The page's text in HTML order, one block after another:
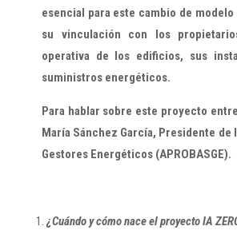
esencial para este cambio de
su vinculación con los
operativa de los edificios, sus
suministros energéticos.
Para hablar sobre este proyecto
María Sánchez García, Presidente de
Gestores Energéticos (APROBASGE).
¿Cuándo y cómo nace el proyecto IA